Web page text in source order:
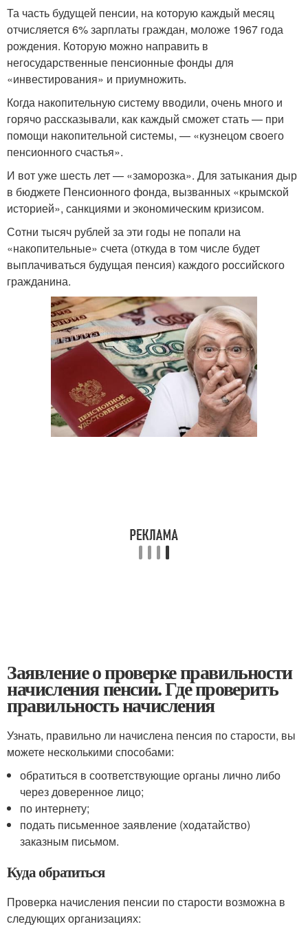
Та часть будущей пенсии, на которую каждый месяц
отчисляется 6% зарплаты граждан, моложе 1967 года
рождения. Которую можно направить в
негосударственные пенсионные фонды для
«инвестирования» и приумножить.
Когда накопительную систему вводили, очень много и
горячо рассказывали, как каждый сможет стать — при
помощи накопительной системы, — «кузнецом своего
пенсионного счастья».
И вот уже шесть лет — «заморозка». Для затыкания дыр
в бюджете Пенсионного фонда, вызванных «крымской
историей», санкциями и экономическим кризисом.
Сотни тысяч рублей за эти годы не попали на
«накопительные» счета (откуда в том числе будет
выплачиваться будущая пенсия) каждого российского
гражданина.
Заявление о проверке правильности
начисления пенсии. Где проверить
правильность начисления
Узнать, правильно ли начислена пенсия по старости, вы
можете несколькими способами:
обратиться в соответствующие органы лично либо
через доверенное лицо;
по интернету;
подать письменное заявление (ходатайство)
заказным письмом.
Куда обратиться
Проверка начисления пенсии по старости возможна в
следующих организациях: